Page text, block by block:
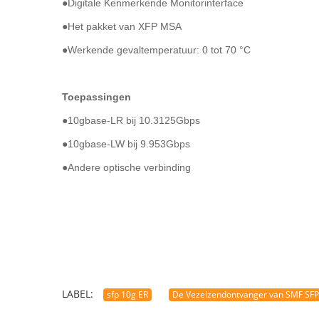
●Digitale Kenmerkende Monitorinterface
●Het pakket van XFP MSA
●Werkende gevaltemperatuur: 0 tot 70 °C
Toepassingen
●10gbase-LR bij 10.3125Gbps
●10gbase-LW bij 9.953Gbps
●Andere optische verbinding
LABEL: sfp 10g ER De Vezelzendontvanger van SMF